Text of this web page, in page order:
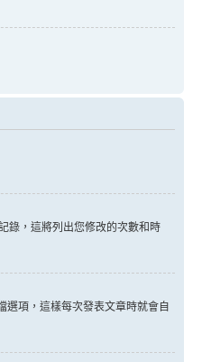
錄，這將列出您修改的次數和時
選項，這樣每次發表文章時就會自